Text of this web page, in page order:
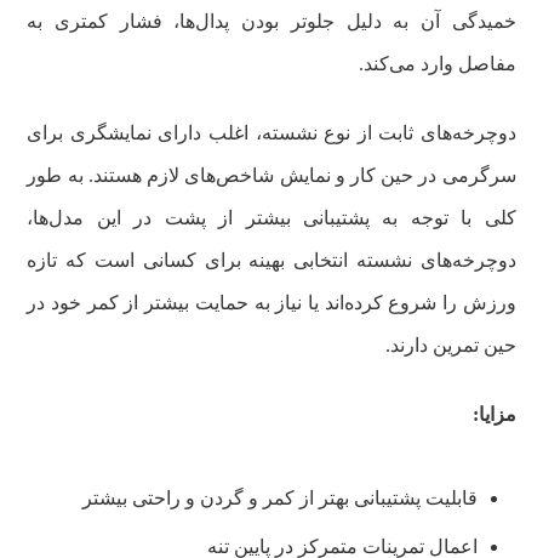
خمیدگی آن به دلیل جلوتر بودن پدال‌ها، فشار کمتری به
مفاصل وارد می‌کند.
دوچرخه‌های ثابت از نوع نشسته، اغلب دارای نمایشگری برای
سرگرمی در حین کار و نمایش شاخص‌های لازم هستند. به طور
کلی با توجه به پشتیبانی بیشتر از پشت در این مدل‌ها،
دوچرخه‌های نشسته انتخابی بهینه برای کسانی است که تازه
ورزش را شروع کرده‌اند یا نیاز به حمایت بیشتر از کمر خود در
حین تمرین دارند.
مزایا:
قابلیت پشتیبانی بهتر از کمر و گردن و راحتی بیشتر
اعمال تمرینات متمرکز در پایین تنه